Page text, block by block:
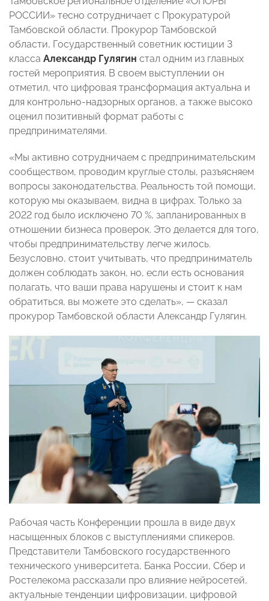
РОССИИ» тесно сотрудничает с Прокуратурой
Тамбовской области. Прокурор Тамбовской
области, Государственный советник юстиции 3
класса Александр Гулягин стал одним из главных
гостей мероприятия. В своем выступлении он
отметил, что цифровая трансформация актуальна и
для контрольно-надзорных органов, а также высоко
оценил позитивный формат работы с
предпринимателями.
«Мы активно сотрудничаем с предпринимательским
сообществом, проводим круглые столы, разъясняем
вопросы законодательства. Реальность той помощи,
которую мы оказываем, видна в цифрах. Только за
2022 год было исключено 70 %, запланированных в
отношении бизнеса проверок. Это делается для того,
чтобы предпринимательству легче жилось.
Безусловно, стоит учитывать, что предприниматель
должен соблюдать закон, но, если есть основания
полагать, что ваши права нарушены и стоит к нам
обратиться, вы можете это сделать», — сказал
прокурор Тамбовской области Александр Гулягин.
Рабочая часть Конференции прошла в виде двух
насыщенных блоков с выступлениями спикеров.
Представители Тамбовского государственного
технического университета, Банка России, Сбер и
Ростелекома рассказали про влияние нейросетей,
актуальные тенденции цифровизации, цифровой